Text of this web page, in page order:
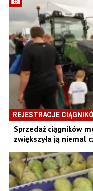
REJESTRACJE
Sprzedaż ciągników
zwiększyła ją niemal